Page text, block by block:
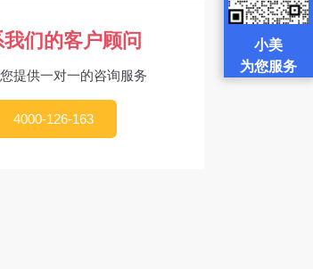
们的客户顾问
提供一对一的咨询服务
4000-126-163
小美
为您服务